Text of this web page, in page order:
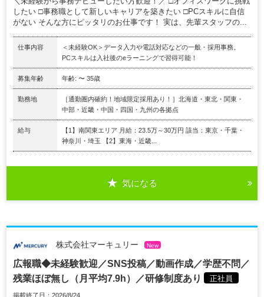
したい □事務職として新しいキャリアを築きたい □PCスキルに自信
がない そんな方にピッタリのお仕事です！ 実は、先輩スタッフの...
仕事内容
＜未経験OK＞データ入力や電話対応などの一般・採用事務。
PCスキルは入社後のeラーニングで習得可能！
募集年齢 年齢: 〜 35歳
勤務地
［通勤圏内確約！地域限定採用あり！］北海道・東北・関東・
中部・近畿・中国・四国・九州の各拠点
給与
【1】南関東エリア 月給：23.5万～30万円 該当：東京・千葉・
神奈川・埼玉 【2】東海・近畿...
気になる
株式会社マーキュリー New
広報職◆未経験歓迎／SNS投稿／動画作成／学歴不問／
残業ほぼ無し（月平均7.9h）／研修制度あり
正社員
掲載終了日：2026/8/24